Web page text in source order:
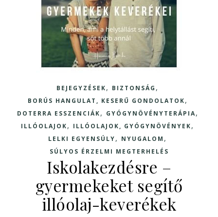
BEJEGYZÉSEK, BIZTONSÁG ,
BORÚS HANGULAT, KESERŰ GONDOLATOK,
DOTERRA ESSZENCIÁK, GYÓGYNÖVÉNYTERÁPIA,
ILLÓOLAJOK, ILLÓOLAJOK, GYÓGYNÖVÉNYEK,
LELKI EGYENSÚLY, NYUGALOM ,
SÚLYOS ÉRZELMI MEGTERHELÉS
Iskolakezdésre –
gyermekeket segítő
illóolaj-keverékek